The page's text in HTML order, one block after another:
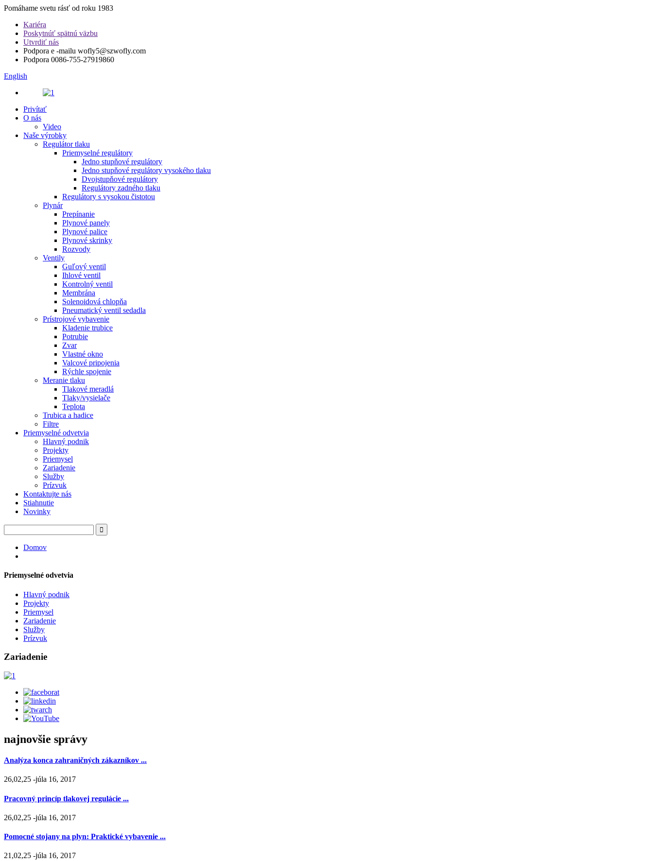
Pomáhame svetu rásť od roku 1983
Kariéra
Poskytnúť spätnú väzbu
Utvrdiť nás
Podpora e -mailu wofly5@szwofly.com
Podpora 0086-755-27919860
English
Privítať
O nás
Video
Naše výrobky
Regulátor tlaku
Priemyselné regulátory
Jedno stupňové regulátory
Jedno stupňové regulátory vysokého tlaku
Dvojstupňové regulátory
Regulátory zadného tlaku
Regulátory s vysokou čistotou
Plynár
Prepínanie
Plynové panely
Plynové palice
Plynové skrinky
Rozvody
Ventily
Guľový ventil
Ihlové ventil
Kontrolný ventil
Membrána
Solenoidová chlopňa
Pneumatický ventil sedadla
Prístrojové vybavenie
Kladenie trubice
Potrubie
Zvar
Vlastné okno
Valcové pripojenia
Rýchle spojenie
Meranie tlaku
Tlakové meradlá
Tlaky/vysielače
Teplota
Trubica a hadice
Filtre
Priemyselné odvetvia
Hlavný podnik
Projekty
Priemysel
Zariadenie
Služby
Prízvuk
Kontaktujte nás
Stiahnutie
Novinky
Domov
Priemyselné odvetvia
Hlavný podnik
Projekty
Priemysel
Zariadenie
Služby
Prízvuk
Zariadenie
najnovšie správy
Analýza konca zahraničných zákazníkov ...
26,02,25 -júla 16, 2017
Pracovný princíp tlakovej regulácie ...
26,02,25 -júla 16, 2017
Pomocné stojany na plyn: Praktické vybavenie ...
21,02,25 -júla 16, 2017